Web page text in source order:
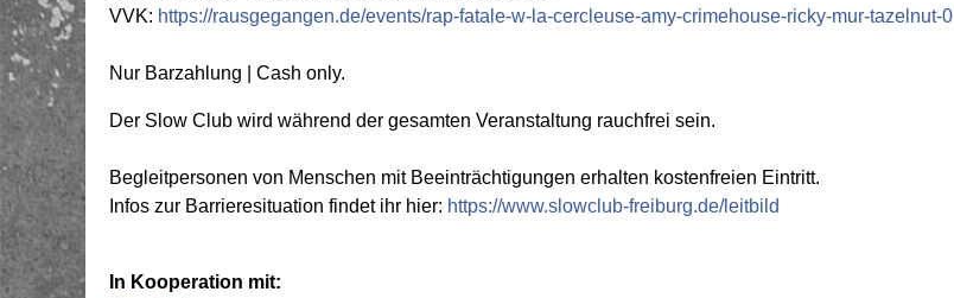
VVK: https://rausgegangen.de/events/rap-fatale-w-la-cercleuse-amy-crimehouse-ricky-mur-tazelnut-0
Nur Barzahlung | Cash only.
Der Slow Club wird während der gesamten Veranstaltung rauchfrei sein.
Begleitpersonen von Menschen mit Beeinträchtigungen erhalten kostenfreien Eintritt.
Infos zur Barrieresituation findet ihr hier: https://www.slowclub-freiburg.de/leitbild
In Kooperation mit: